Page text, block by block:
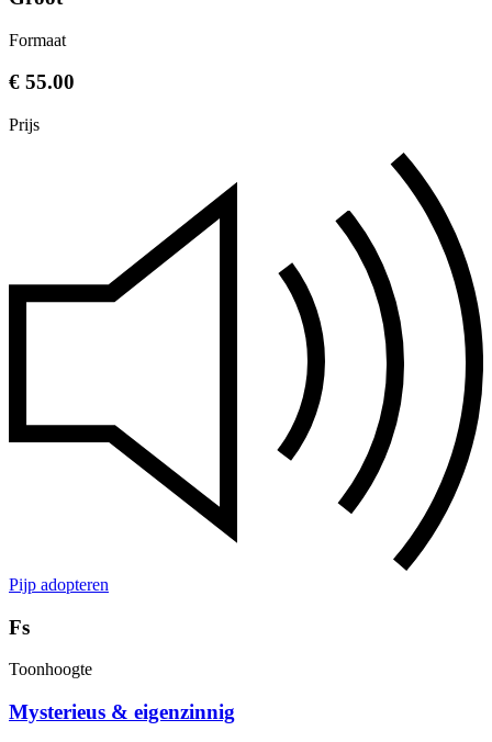
Formaat
€ 55.00
Prijs
Pijp adopteren
Fs
Toonhoogte
Mysterieus & eigenzinnig